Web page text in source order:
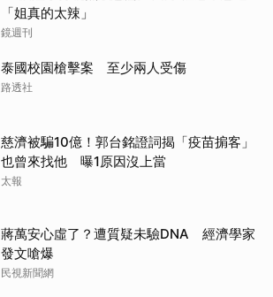
「姐真的太辣」
鏡週刊
泰國校園槍擊案 至少兩人受傷
路透社
慈濟被騙10億！郭台銘證詞揭「疫苗掮客」
也曾來找他 曝1原因沒上當
太報
蔣萬安心虛了？遭質疑未驗DNA 經濟學家
發文嗆爆
民視新聞網